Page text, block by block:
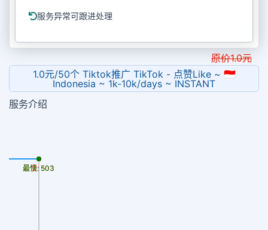
服务异常可跟进处理
原价1.0元
1.0元/50个 Tiktok推广 TikTok - 点赞Like ~ 🇮🇩
Indonesia ~ 1k-10k/days ~ INSTANT
服务介绍
最慢: 503
最快: 503